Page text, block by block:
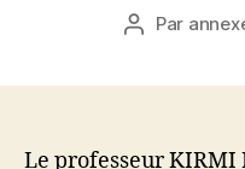
Auteur
Par
Le professeur